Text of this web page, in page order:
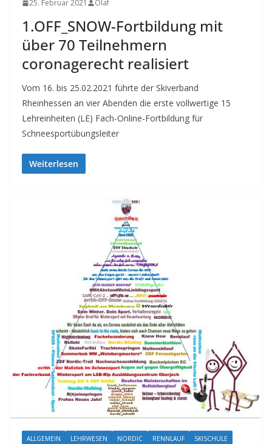
25. Februar 2021 Olaf
1.OFF_SNOW-Fortbildung mit
über 70 Teilnehmern
coronagerecht realisiert
Vom 16. bis 25.02.2021 führte der Skiverband
Rheinhessen an vier Abenden die erste vollwertige 15
Lehreinheiten (LE) Fach-Online-Fortbildung für
Schneesportübungsleiter
Weiterlesen
ALLGEMEIN LEHRWESEN NORDIC RENNLAUF
SKISCHULE